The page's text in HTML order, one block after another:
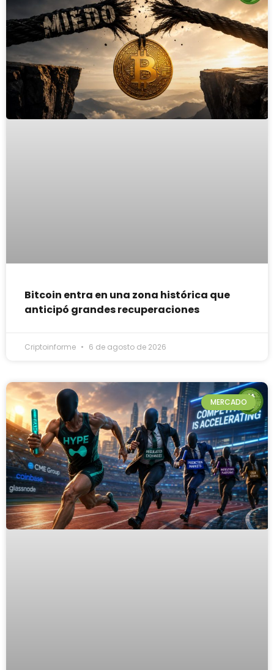
Bitcoin entra en una zona histórica que
anticipó grandes recuperaciones
Criptoinforme 6 de agosto de 2026
MERCADO